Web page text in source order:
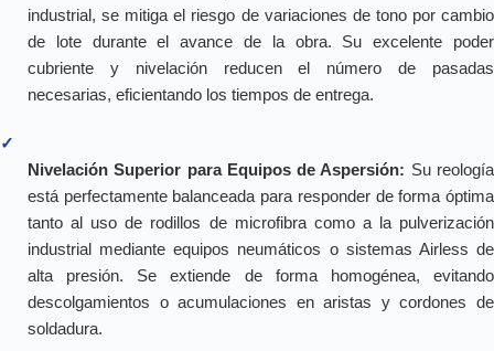
industrial, se mitiga el riesgo de variaciones de tono por cambio
de lote durante el avance de la obra. Su excelente poder
cubriente y nivelación reducen el número de pasadas
necesarias, eficientando los tiempos de entrega.
✓
Nivelación Superior para Equipos de Aspersión: Su reología
está perfectamente balanceada para responder de forma óptima
tanto al uso de rodillos de microfibra como a la pulverización
industrial mediante equipos neumáticos o sistemas Airless de
alta presión. Se extiende de forma homogénea, evitando
descolgamientos o acumulaciones en aristas y cordones de
soldadura.